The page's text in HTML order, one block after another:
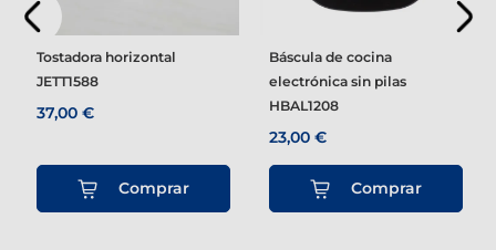
Tostadora horizontal
JETT1588
37,00 €
Comprar
Báscula de cocina
electrónica sin pilas
HBAL1208
23,00 €
Comprar